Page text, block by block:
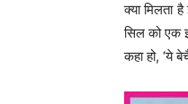
क्या मिलता
सिल को एक
कहा हो, ‘ये